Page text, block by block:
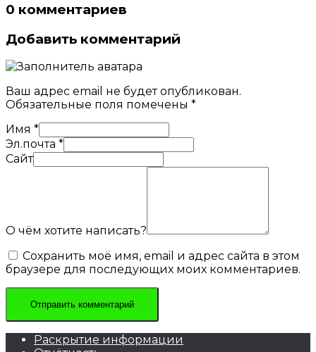
0 комментариев
Добавить комментарий
Ваш адрес email не будет опубликован.
Обязательные поля помечены *
Имя *
Эл.почта *
Сайт
О чём хотите написать?
Сохранить моё имя, email и адрес сайта в этом
браузере для последующих моих комментариев.
Раскрытие информации